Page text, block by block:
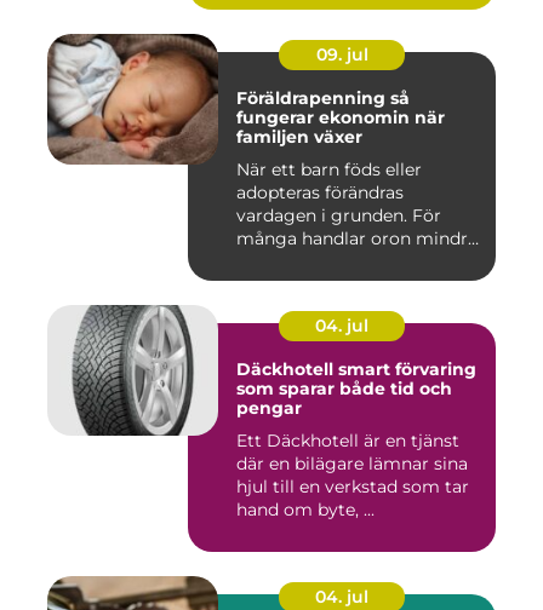
09. jul
Föräldrapenning så
fungerar ekonomin när
familjen växer
När ett barn föds eller
adopteras förändras
vardagen i grunden. För
många handlar oron mindre
04. jul
Däckhotell smart förvaring
som sparar både tid och
pengar
Ett Däckhotell är en tjänst
där en bilägare lämnar sina
hjul till en verkstad som tar
hand om byte, ...
04. jul